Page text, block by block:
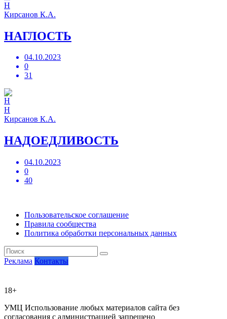
Н
Кирсанов К.А.
НАГЛОСТЬ
04.10.2023
0
31
Н
Кирсанов К.А.
НАДОЕДЛИВОСТЬ
04.10.2023
0
40
Пользовательское соглашение
Правила сообщества
Политика обработки персональных данных
Реклама Контакты
18+
УМЦ Использование любых материалов сайта без
согласования с администрацией запрещено